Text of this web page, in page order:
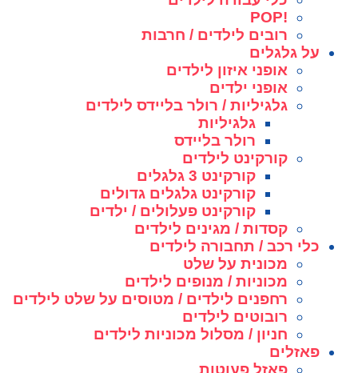
!POP
רובים לילדים / חרבות
על גלגלים
אופני איזון לילדים
אופני ילדים
גלגיליות / רולר בליידס לילדים
גלגיליות
רולר בליידס
קורקינט לילדים
קורקינט 3 גלגלים
קורקינט גלגלים גדולים
קורקינט פעלולים / ילדים
קסדות / מגינים לילדים
כלי רכב / תחבורה לילדים
מכונית על שלט
מכוניות / מנופים לילדים
רחפנים לילדים / מטוסים על שלט לילדים
רובוטים לילדים
חניון / מסלול מכוניות לילדים
פאזלים
פאזל פעוטות